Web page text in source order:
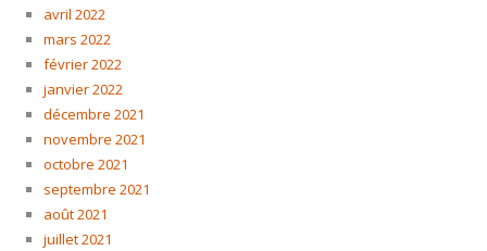
avril 2022
mars 2022
février 2022
janvier 2022
décembre 2021
novembre 2021
octobre 2021
septembre 2021
août 2021
juillet 2021